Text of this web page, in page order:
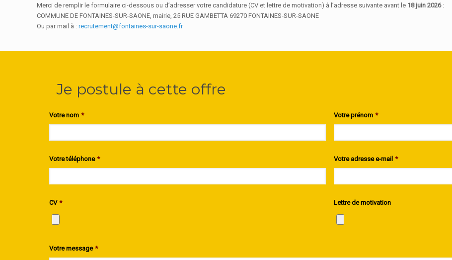
Merci de remplir le formulaire ci-dessous ou d’adresser votre candidature (CV et lettre de motivation) à l’adresse suivante avant le 18 juin 2026:
COMMUNE DE FONTAINES-SUR-SAONE, mairie, 25 RUE GAMBETTA 69270 FONTAINES-SUR-SAONE
Ou par mail à :recrutement@fontaines-sur-saone.fr
Je postule à cette offre
Votre nom * Votre prénom *
Votre téléphone * Votre adresse e-mail *
CV * Lettre de motivation
Votre message *